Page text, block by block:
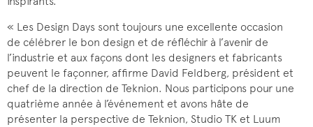
« Les Design Days sont toujours une excellente occasion
de célébrer le bon design et de réfléchir à l’avenir de
l’industrie et aux façons dont les designers et fabricants
peuvent le façonner, affirme David Feldberg, président et
chef de la direction de Teknion. Nous participons pour une
quatrième année à l’événement et avons hâte de
présenter la perspective de Teknion, Studio TK et Luum